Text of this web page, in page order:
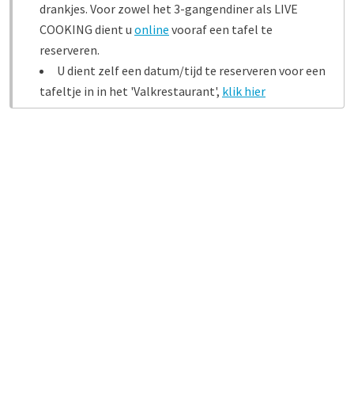
drankjes. Voor zowel het 3-gangendiner als LIVE
COOKING dient u online vooraf een tafel te
reserveren.
U dient zelf een datum/tijd te reserveren voor een
tafeltje in in het 'Valkrestaurant', klik hier